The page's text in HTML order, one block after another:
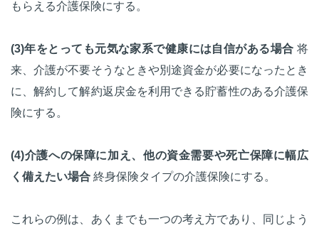
もらえる介護保険にする。
(3)年をとっても元気な家系で健康には自信がある場合 将
来、介護が不要そうなときや別途資金が必要になったとき
に、解約して解約返戻金を利用できる貯蓄性のある介護保
険にする。
(4)介護への保障に加え、他の資金需要や死亡保障に幅広
く備えたい場合 終身保険タイプの介護保険にする。
これらの例は、あくまでも一つの考え方であり、同じよう